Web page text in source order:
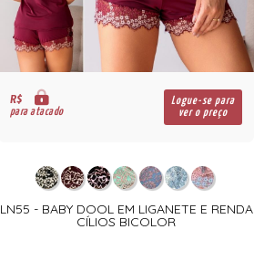
R$
para atacado
Logue-se para
ver o preço
LN55 - BABY DOOL EM LIGANETE E RENDA
CÍLIOS BICOLOR